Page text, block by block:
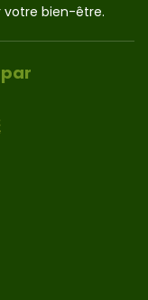
votre bien-être.